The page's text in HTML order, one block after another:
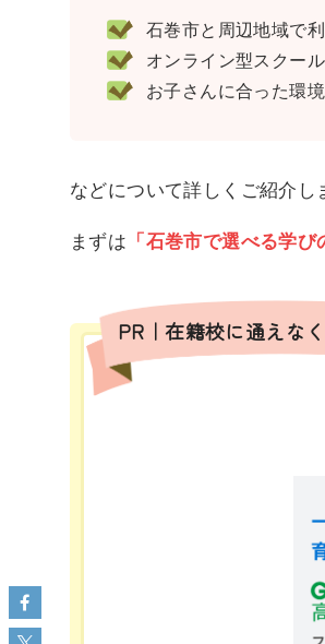
石巻市と周辺地域で
オンライン型スクー
お子さんに合った環
などについて詳しくご紹介し
まずは 「石巻市で選べる学
PR｜在籍校に通えな